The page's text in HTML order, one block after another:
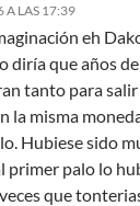
A LAS 17:39
eh
diría que años
tanto para
la misma
Hubiese sido
primer palo lo
que